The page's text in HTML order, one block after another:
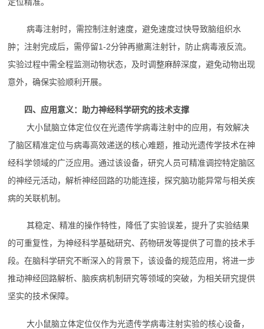
病毒注射时，需控制注射速度，避免速度过快导致脑组织水
肿；注射完成后，需停留1-2分钟再撤离注射针，防止病毒液反流。
实验过程中需全程监测动物状态，及时调整麻醉深度，避免动物出现
意外，确保实验顺利开展。
四、应用意义：助力神经科学研究的技术支撑
大小鼠脑立体定位仪在光遗传学病毒注射中的应用，有效解决
了脑区精准定位与病毒高效递送的核心难题，推动光遗传学技术在神
经科学领域的广泛应用。通过该设备，研究人员可精准调控特定脑区
的神经元活动，解析神经回路的功能连接，探究脑功能异常与相关疾
病的关联机制。
其稳定、精准的操作特性，降低了实验误差，提升了实验结果
的可重复性，为神经科学基础研究、药物研发等提供了可靠的技术手
段。在脑科学研究不断深入的背景下，该设备的规范应用，将进一步
推动神经回路解析、脑疾病机制研究等领域的突破，为相关研究提供
坚实的技术保障。
大小鼠脑立体定位仪作为光遗传学病毒注射实验的核心设备，